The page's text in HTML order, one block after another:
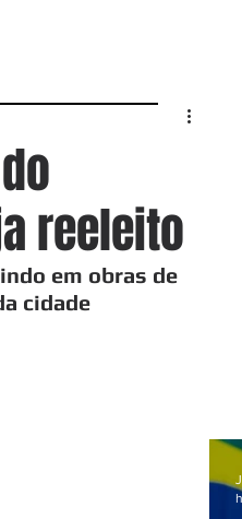
reeleito
em obras de
cidade